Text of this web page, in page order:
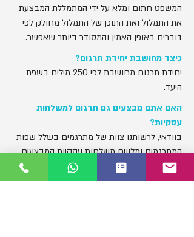
המשפט חתום ומלא על ידי המתמללת המבצעת
את התמלול ואת התוכן של התמלול מחולק לפי
דוברים באופן האמין והמסודר ביותר שאפשר.
כיצד מחושבת יחידת תרגום?
יחידת תרגום מחושבת לפי 250 מילים בשפת
היעד.
האם אתם מבצעים גם תרגום למשלחות
עסקיות?
בוודאי, לרשותנו צוות של מתרגמים בשלל שפות
המתרגמים ומלווים משלחות עסקיות המבצעים
תרגומים סימולטנים ועוקבים. נשמח לבצע
עבורכם תרגום לפי הצורך.